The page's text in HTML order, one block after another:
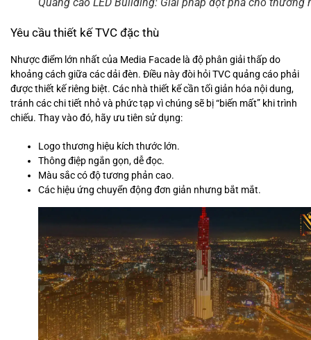
Quảng cáo LED Building: Giải pháp đột phá cho thương
Yêu cầu thiết kế TVC đặc thù
Nhược điểm lớn nhất của Media Facade là độ phân giải thấp do
khoảng cách giữa các dải đèn. Điều này đòi hỏi TVC quảng cáo phải
được thiết kế riêng biệt. Các nhà thiết kế cần tối giản hóa nội dung,
tránh các chi tiết nhỏ và phức tạp vì chúng sẽ bị “biến mất” khi trình
chiếu. Thay vào đó, hãy ưu tiên sử dụng:
Logo thương hiệu kích thước lớn.
Thông điệp ngắn gọn, dễ đọc.
Màu sắc có độ tương phản cao.
Các hiệu ứng chuyển động đơn giản nhưng bắt mắt.